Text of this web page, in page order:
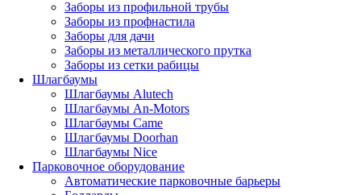
Заборы из профильной трубы
Заборы из профнастила
Заборы для дачи
Заборы из металлического прутка
Заборы из сетки рабицы
Шлагбаумы
Шлагбаумы Alutech
Шлагбаумы An-Motors
Шлагбаумы Came
Шлагбаумы Doorhan
Шлагбаумы Nice
Парковочное оборудование
Автоматические парковочные барьеры